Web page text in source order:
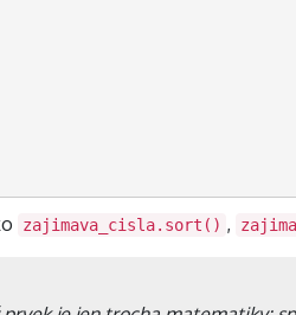
zajimava_cisla.sort() ,